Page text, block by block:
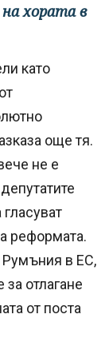
хората в
като
още тя.
не е
реформата.
Румъния в ЕС,
за отлагане
от поста